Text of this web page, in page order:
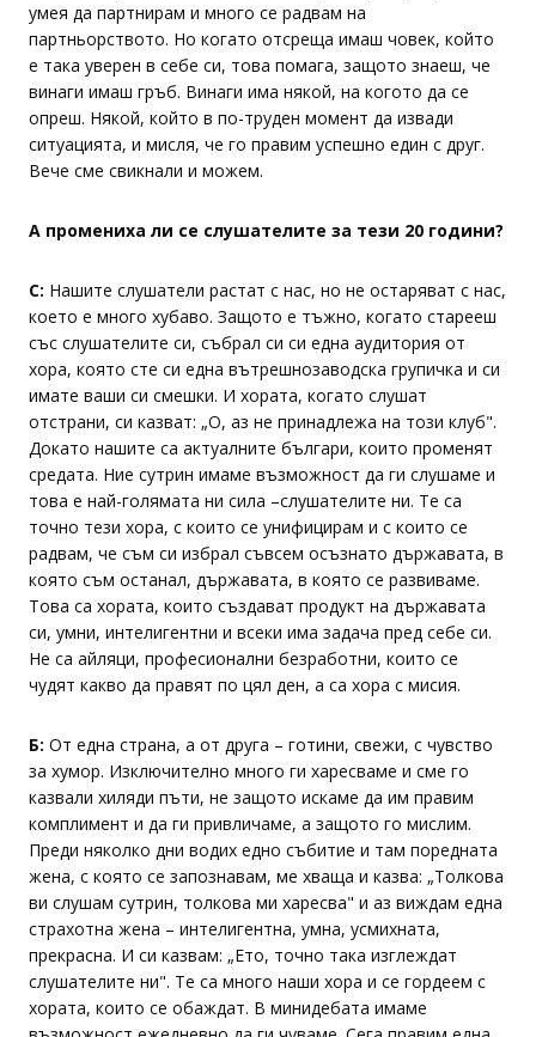
умея да партнирам и много се радвам на
партньорството. Но когато отсреща имаш човек, който
е така уверен в себе си, това помага, защото знаеш, че
винаги имаш гръб. Винаги има някой, на когото да се
опреш. Някой, който в по-труден момент да извади
ситуацията, и мисля, че го правим успешно един с друг.
Вече сме свикнали и можем.
А промениха ли се слушателите за тези 20 години?
С: Нашите слушатели растат с нас, но не остаряват с нас,
което е много хубаво. Защото е тъжно, когато старееш
със слушателите си, събрал си си една аудитория от
хора, която сте си една вътрешнозаводска групичка и си
имате ваши си смешки. И хората, когато слушат
отстрани, си казват: „О, аз не принадлежа на този клуб".
Докато нашите са актуалните българи, които променят
средата. Ние сутрин имаме възможност да ги слушаме и
това е най-голямата ни сила –слушателите ни. Те са
точно тези хора, с които се унифицирам и с които се
радвам, че съм си избрал съвсем осъзнато държавата, в
която съм останал, държавата, в която се развиваме.
Това са хората, които създават продукт на държавата
си, умни, интелигентни и всеки има задача пред себе си.
Не са айляци, професионални безработни, които се
чудят какво да правят по цял ден, а са хора с мисия.
Б: От една страна, а от друга – готини, свежи, с чувство
за хумор. Изключително много ги харесваме и сме го
казвали хиляди пъти, не защото искаме да им правим
комплимент и да ги привличаме, а защото го мислим.
Преди няколко дни водих едно събитие и там поредната
жена, с която се запознавам, ме хваща и казва: „Толкова
ви слушам сутрин, толкова ми харесва" и аз виждам една
страхотна жена – интелигентна, умна, усмихната,
прекрасна. И си казвам: „Ето, точно така изглеждат
слушателите ни". Те са много наши хора и се гордеем с
хората, които се обаждат. В минидебата имаме